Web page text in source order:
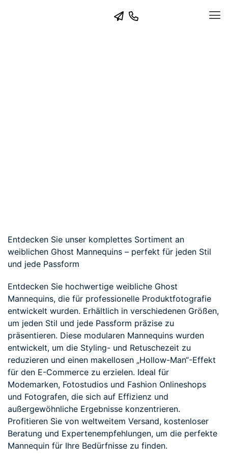
Entdecken Sie unser komplettes Sortiment an
weiblichen Ghost Mannequins – perfekt für jeden Stil
und jede Passform
Entdecken Sie hochwertige weibliche Ghost
Mannequins, die für professionelle Produktfotografie
entwickelt wurden. Erhältlich in verschiedenen Größen,
um jeden Stil und jede Passform präzise zu
präsentieren. Diese modularen Mannequins wurden
entwickelt, um die Styling- und Retuschezeit zu
reduzieren und einen makellosen „Hollow-Man“-Effekt
für den E-Commerce zu erzielen. Ideal für
Modemarken, Fotostudios und Fashion Onlineshops
und Fotografen, die sich auf Effizienz und
außergewöhnliche Ergebnisse konzentrieren.
Profitieren Sie von weltweitem Versand, kostenloser
Beratung und Expertenempfehlungen, um die perfekte
Mannequin für Ihre Bedürfnisse zu finden.